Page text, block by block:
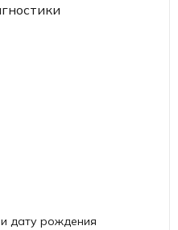
дату рождения